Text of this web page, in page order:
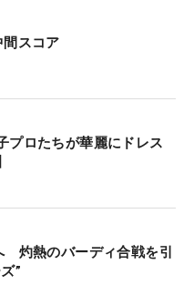
スコア
ロたちが華麗にドレス
灼熱のバーディ合戦を引
”